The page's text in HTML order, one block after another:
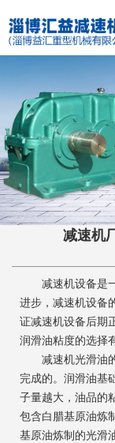
减速机
减速机设备是一
进步，减速机设备
证减速机设备后期
润滑油粘度的选择
减速机光滑油的
完成的。润滑油基
子量越大，油品的
包含白腊基原油炼
基原油炼制的光滑